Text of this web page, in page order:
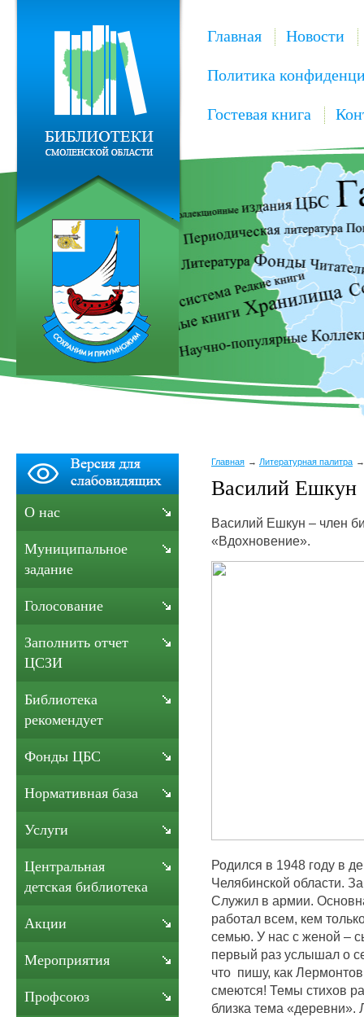
Главная Новости
Политика
Гостевая книга
Главная Литературная палитра
Василий Ешкун
Василий Ешкун – член
«Вдохновение».
Родился в 1948 году в
Челябинской области.
Служил в армии.
работал всем, кем
семью. У нас с женой –
первый раз услышал о
что пишу, как
смеются! Темы стихов
близка тема
О нас
Муниципальное
задание
Голосование
Заполнить отчет
ЦСЗИ
Библиотека
рекомендует
Фонды ЦБС
Нормативная база
Услуги
Центральная
детская библиотека
Акции
Мероприятия
Профсоюз